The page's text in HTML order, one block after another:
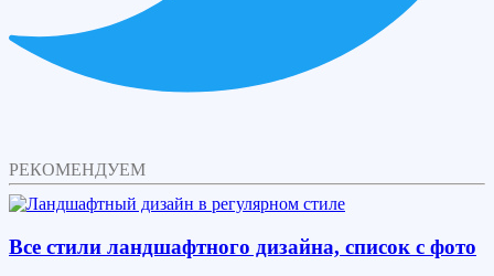
РЕКОМЕНДУЕМ
Все стили ландшафтного дизайна, список с фото